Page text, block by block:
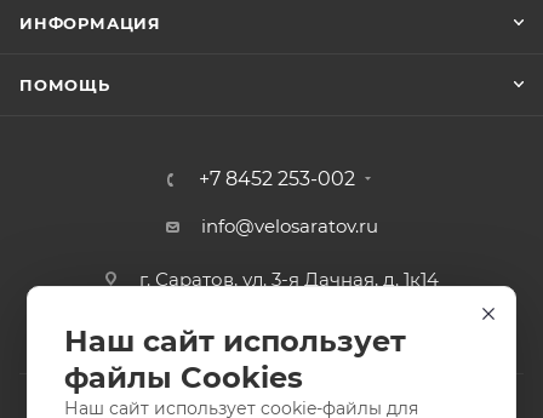
ИНФОРМАЦИЯ
ПОМОЩЬ
+7 8452 253-002
info@velosaratov.ru
г. Саратов, ул. 3-я Дачная, д. 1к14
Наш сайт использует
файлы Cookies
Наш сайт использует cookie-файлы для